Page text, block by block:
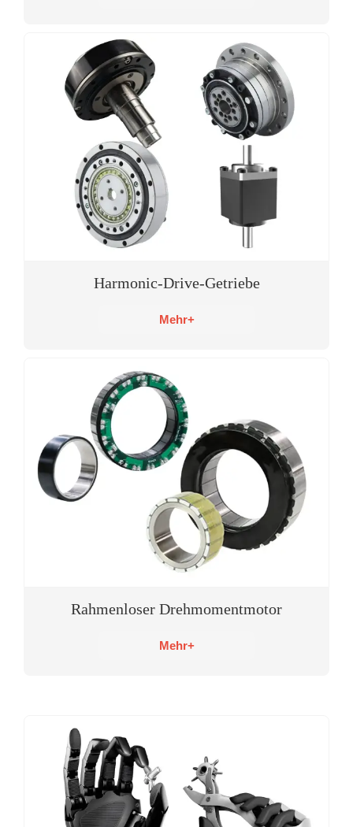
Harmonic-Drive-Getriebe
Mehr+
Rahmenloser Drehmomentmotor
Mehr+